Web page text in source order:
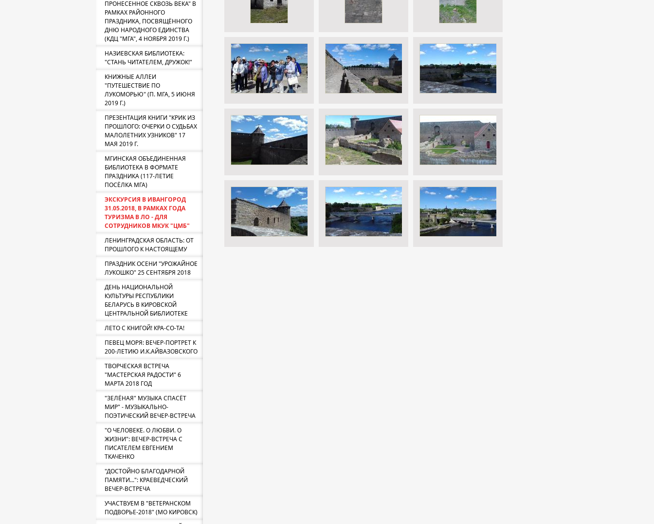
ПРОНЕСЕННОЕ СКВОЗЬ ВЕКА" В
РАМКАХ РАЙОННОГО
ПРАЗДНИКА, ПОСВЯЩЁННОГО
ДНЮ НАРОДНОГО ЕДИНСТВА
(КДЦ "МГА", 4 НОЯБРЯ 2019 Г.)
НАЗИЕВСКАЯ БИБЛИОТЕКА:
"СТАНЬ ЧИТАТЕЛЕМ, ДРУЖОК!"
КНИЖНЫЕ АЛЛЕИ
"ПУТЕШЕСТВИЕ ПО
ЛУКОМОРЬЮ" (П. МГА, 5 ИЮНЯ
2019 Г.)
ПРЕЗЕНТАЦИЯ КНИГИ "КРИК ИЗ
ПРОШЛОГО: ОЧЕРКИ О СУДЬБАХ
МАЛОЛЕТНИХ УЗНИКОВ" 17
МАЯ 2019 Г.
МГИНСКАЯ ОБЪЕДИНЕННАЯ
БИБЛИОТЕКА В ФОРМАТЕ
ПРАЗДНИКА (117-ЛЕТИЕ
ПОСЁЛКА МГА)
ЭКСКУРСИЯ В ИВАНГОРОД
31.05.2018, В РАМКАХ ГОДА
ТУРИЗМА В ЛО - ДЛЯ
СОТРУДНИКОВ МКУК "ЦМБ"
ЛЕНИНГРАДСКАЯ ОБЛАСТЬ: ОТ
ПРОШЛОГО К НАСТОЯЩЕМУ
ПРАЗДНИК ОСЕНИ "УРОЖАЙНОЕ
ЛУКОШКО" 25 СЕНТЯБРЯ 2018
ДЕНЬ НАЦИОНАЛЬНОЙ
КУЛЬТУРЫ РЕСПУБЛИКИ
БЕЛАРУСЬ В КИРОВСКОЙ
ЦЕНТРАЛЬНОЙ БИБЛИОТЕКЕ
ЛЕТО С КНИГОЙ! КРА-СО-ТА!
ПЕВЕЦ МОРЯ: ВЕЧЕР-ПОРТРЕТ К
200-ЛЕТИЮ И.К.АЙВАЗОВСКОГО
ТВОРЧЕСКАЯ ВСТРЕЧА
"МАСТЕРСКАЯ РАДОСТИ" 6
МАРТА 2018 ГОД
"ЗЕЛЁНАЯ" МУЗЫКА СПАСЁТ
МИР" - МУЗЫКАЛЬНО-
ПОЭТИЧЕСКИЙ ВЕЧЕР-ВСТРЕЧА
"О ЧЕЛОВЕКЕ. О ЛЮБВИ. О
ЖИЗНИ": ВЕЧЕР-ВСТРЕЧА С
ПИСАТЕЛЕМ ЕВГЕНИЕМ
ТКАЧЕНКО
"ДОСТОЙНО БЛАГОДАРНОЙ
ПАМЯТИ...": КРАЕВЕДЧЕСКИЙ
ВЕЧЕР-ВСТРЕЧА
УЧАСТВУЕМ В "ВЕТЕРАНСКОМ
ПОДВОРЬЕ-2018" (МО КИРОВСК)